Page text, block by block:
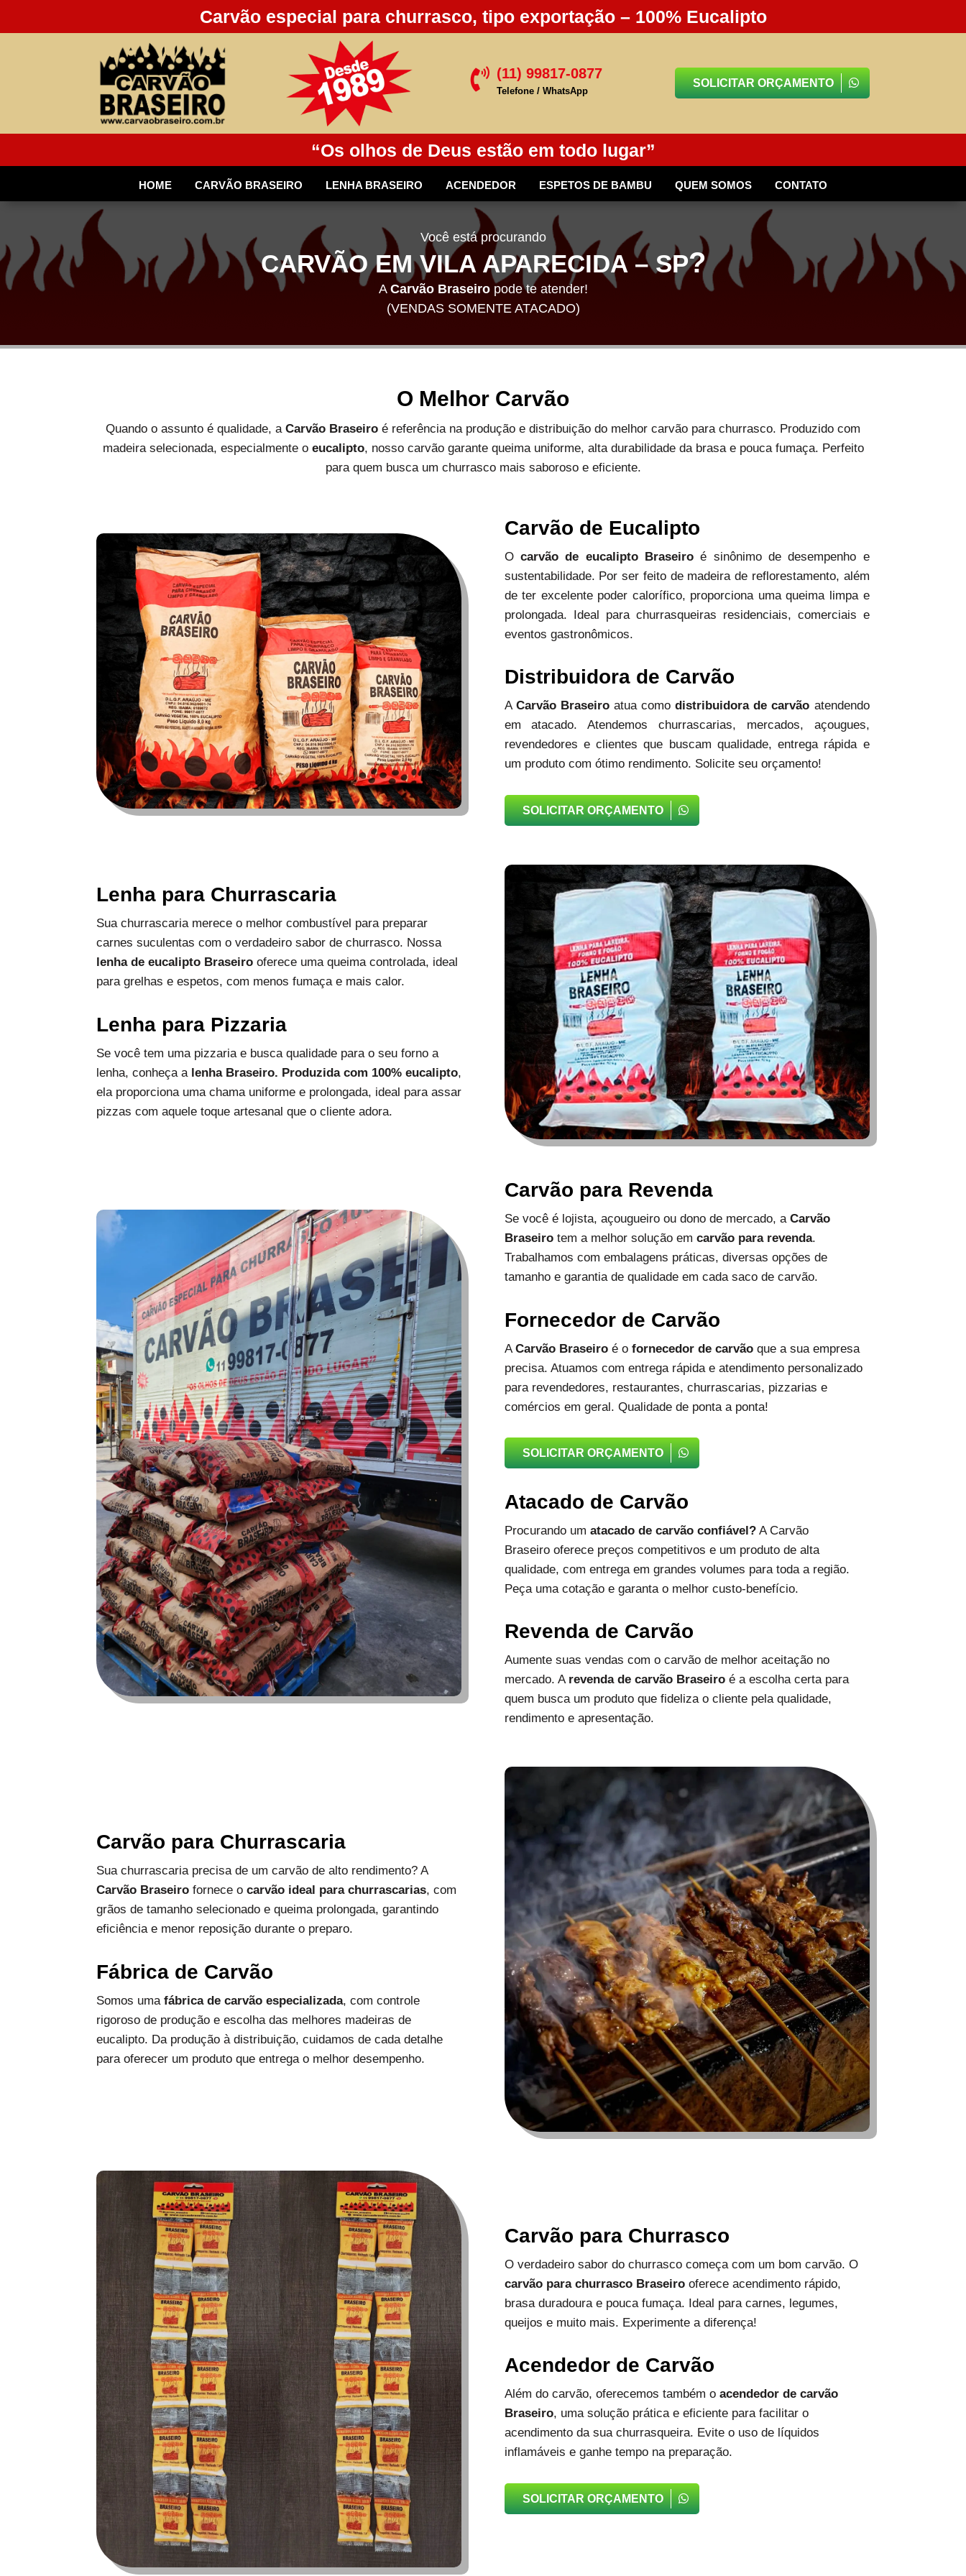
Carvão especial para churrasco, tipo exportação – 100% Eucalipto
 (11) 99817-0877
Telefone / WhatsApp
SOLICITAR ORÇAMENTO
“Os olhos de Deus estão em todo lugar”
HOME CARVÃO BRASEIRO LENHA BRASEIRO ACENDEDOR ESPETOS DE BAMBU QUEM SOMOS CONTATO
Você está procurando
CARVÃO EM VILA APARECIDA – SP?
A Carvão Braseiropode te atender!
(VENDAS SOMENTE ATACADO)
O Melhor Carvão
Quando o assunto é qualidade, a Carvão Braseiro é referência na produção e distribuição do melhor carvão para churrasco. Produzido com
madeira selecionada, especialmente o eucalipto, nosso carvão garante queima uniforme, alta durabilidade da brasa e pouca fumaça. Perfeito
para quem busca um churrasco mais saboroso e eficiente.
Carvão de Eucalipto
O carvão de eucalipto Braseiroé sinônimo de desempenho e
sustentabilidade. Por ser feito de madeira de reflorestamento, além
de ter excelente poder calorífico, proporciona uma queima limpa e
prolongada. Ideal para churrasqueiras residenciais, comerciais e
eventos gastronômicos.
Distribuidora de Carvão
A Carvão Braseiroatua comodistribuidora de carvão atendendo
em atacado. Atendemos churrascarias, mercados, açougues,
revendedores e clientes que buscam qualidade, entrega rápida e
um produto com ótimo rendimento. Solicite seu orçamento!
SOLICITAR ORÇAMENTO
Lenha para Churrascaria
Sua churrascaria merece o melhor combustível para preparar
carnes suculentas com o verdadeiro sabor de churrasco. Nossa
lenha de eucalipto Braseiro oferece uma queima controlada, ideal
para grelhas e espetos, com menos fumaça e mais calor.
Lenha para Pizzaria
Se você tem uma pizzaria e busca qualidade para o seu forno a
lenha, conheça a lenha Braseiro. Produzida com 100% eucalipto,
ela proporciona uma chama uniforme e prolongada, ideal para assar
pizzas com aquele toque artesanal que o cliente adora.
Carvão para Revenda
Se você é lojista, açougueiro ou dono de mercado, a Carvão
Braseirotem a melhor solução em carvão para revenda.
Trabalhamos com embalagens práticas, diversas opções de
tamanho e garantia de qualidade em cada saco de carvão.
Fornecedor de Carvão
A Carvão Braseiroé o fornecedor de carvãoque a sua empresa
precisa. Atuamos com entrega rápida e atendimento personalizado
para revendedores, restaurantes, churrascarias, pizzarias e
comércios em geral. Qualidade de ponta a ponta!
SOLICITAR ORÇAMENTO
Atacado de Carvão
Procurando um atacado de carvão confiável?A Carvão
Braseiro oferece preços competitivos e um produto de alta
qualidade, com entrega em grandes volumes para toda a região.
Peça uma cotação e garanta o melhor custo-benefício.
Revenda de Carvão
Aumente suas vendas com o carvão de melhor aceitação no
mercado. A revenda de carvão Braseiroé a escolha certa para
quem busca um produto que fideliza o cliente pela qualidade,
rendimento e apresentação.
Carvão para Churrascaria
Sua churrascaria precisa de um carvão de alto rendimento? A
Carvão Braseiro fornece ocarvão ideal para churrascarias, com
grãos de tamanho selecionado e queima prolongada, garantindo
eficiência e menor reposição durante o preparo.
Fábrica de Carvão
Somos umafábrica de carvão especializada, com controle
rigoroso de produção e escolha das melhores madeiras de
eucalipto. Da produção à distribuição, cuidamos de cada detalhe
para oferecer um produto que entrega o melhor desempenho.
Carvão para Churrasco
O verdadeiro sabor do churrasco começa com um bom carvão. O
carvão para churrasco Braseirooferece acendimento rápido,
brasa duradoura e pouca fumaça. Ideal para carnes, legumes,
queijos e muito mais. Experimente a diferença!
Acendedor de Carvão
Além do carvão, oferecemos também o acendedor de carvão
Braseiro, uma solução prática e eficiente para facilitar o
acendimento da sua churrasqueira. Evite o uso de líquidos
inflamáveis e ganhe tempo na preparação.
SOLICITAR ORÇAMENTO